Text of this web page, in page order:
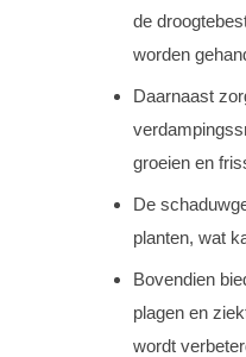
de
worden
Daarnaast
groeien en
De
planten, wat
Bovendien
plagen en
wordt